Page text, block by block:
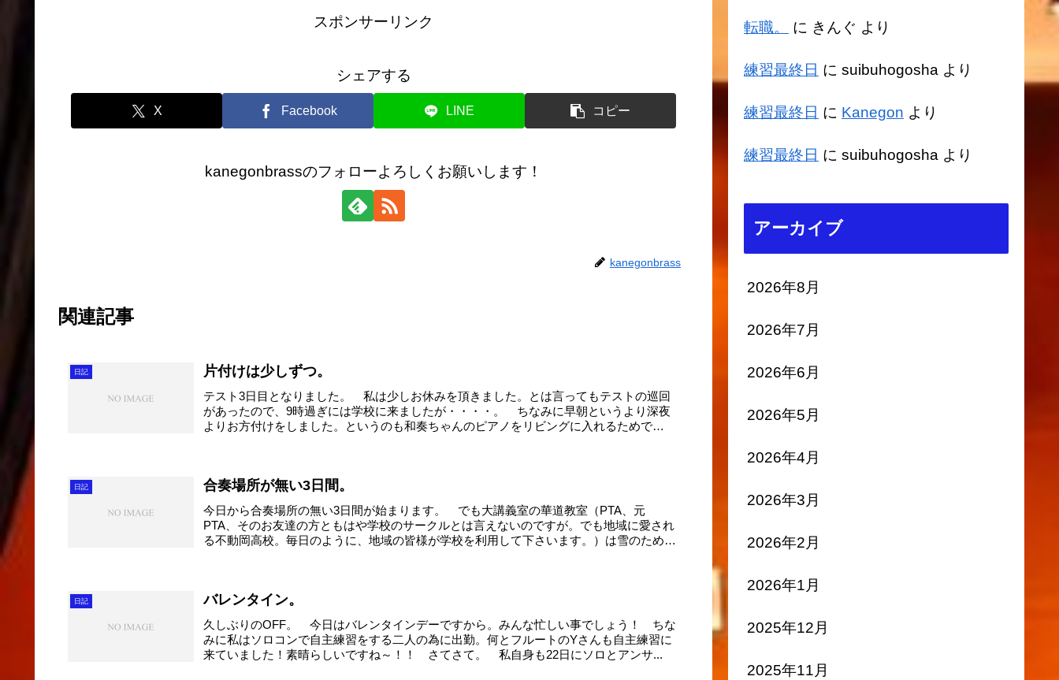
スポンサーリンク
シェアする
X Facebook LINE コピー
kanegonbrassのフォローよろしくお願いします！
kanegonbrass
関連記事
日記 片付けは少しずつ。
テスト3日目となりました。 私は少しお休みを頂きました。とは言ってもテストの巡回
があったので、9時過ぎには学校に来ましたが・・・・。 ちなみに早朝というより深夜
よりお方付けをしました。というのも和奏ちゃんのピアノをリビングに入れるためで
日記 合奏場所が無い3日間。
今日から合奏場所の無い3日間が始まります。 でも大講義室の華道教室（PTA、元
PTA、そのお友達の方ともはや学校のサークルとは言えないのですが。でも地域に愛され
る不動岡高校。毎日のように、地域の皆様が学校を利用して下さいます。）は雪のため
日記 バレンタイン。
久しぶりのOFF。 今日はバレンタインデーですから。みんな忙しい事でしょう！ ちな
みに私はソロコンで自主練習をする二人の為に出勤。何とフルートのYさんも自主練習に
来ていました！素晴らしいですね～！！ さてさて。 私自身も22日にソロとアンサ...
転職。 に きんぐ より
練習最終日 に suibuhogosha より
練習最終日 に Kanegon より
練習最終日 に suibuhogosha より
アーカイブ
2026年8月
2026年7月
2026年6月
2026年5月
2026年4月
2026年3月
2026年2月
2026年1月
2025年12月
2025年11月